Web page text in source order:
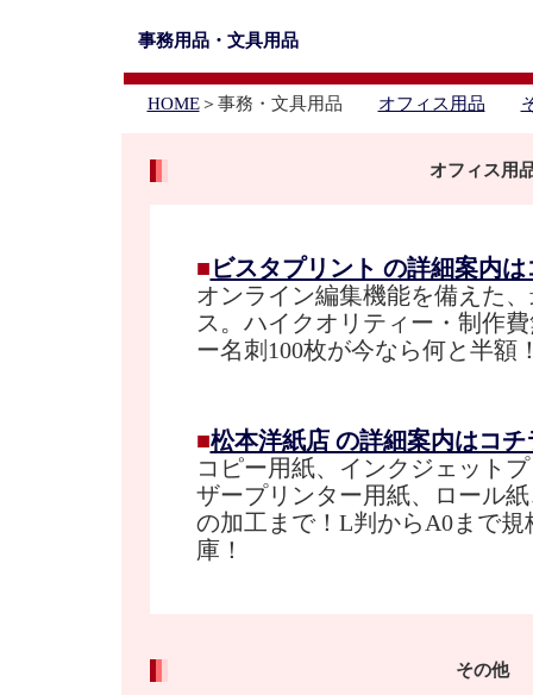
事務用品・文具用品
HOME＞事務・文具用品 オフィス用品
オフィス用
■ビスタプリント の詳細案内は
オンライン編集機能を備えた
ス。ハイクオリティー・制作
ー名刺100枚が今なら何と半額
■松本洋紙店 の詳細案内はコチ
コピー用紙、インクジェット
ザープリンター用紙、ロール
の加工まで！L判からA0まで
庫！
その他